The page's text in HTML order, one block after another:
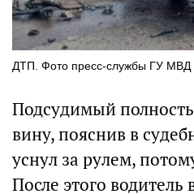
ДТП. Фото пресс-службы ГУ МВД
Подсудимый
вину, пояснив в
уснул за рулем,
После этого водитель